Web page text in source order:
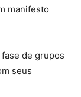
manifesto
de grupos
seus